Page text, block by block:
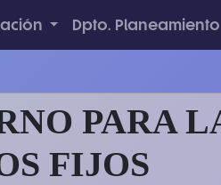
Dpto. Planeamiento
PARA
FIJOS